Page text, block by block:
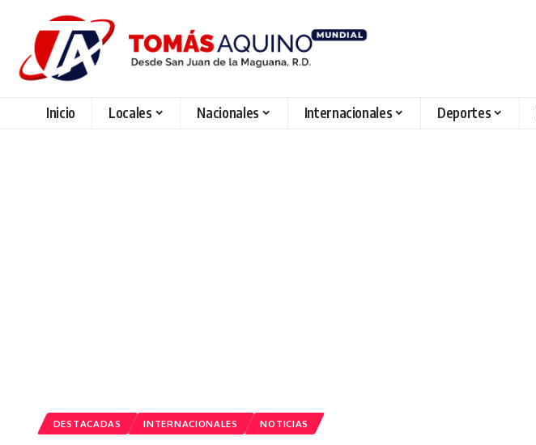
Inicio Locales Nacionales Internacionales Deportes
DESTACADAS INTERNACIONALES NOTICIAS